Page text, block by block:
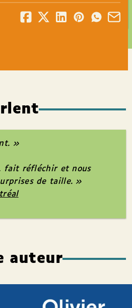
»
fait réfléchir et nous
de taille. »
auteur